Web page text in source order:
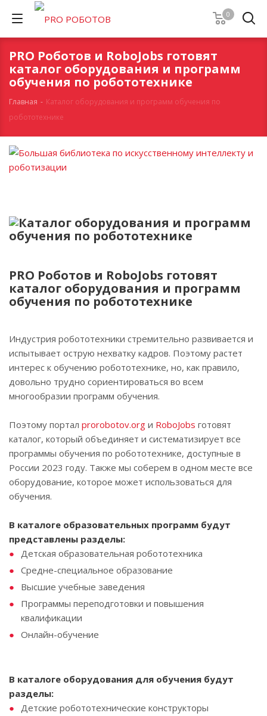
0
PRO Роботов и RoboJobs готовят
каталог оборудования и программ
обучения по робототехнике
Главная - Каталог оборудования и программ обучения по
робототехнике
PRO Роботов и RoboJobs готовят
каталог оборудования и программ
обучения по робототехнике
Индустрия робототехники стремительно развивается и
испытывает острую нехватку кадров. Поэтому растет
интерес к обучению робототехнике, но, как правило,
довольно трудно сориентироваться во всем
многообразии программ обучения.
Поэтому портал prorobotov.org и RoboJobs готовят
каталог, который объединяет и систематизирует все
программы обучения по робототехнике, доступные в
России 2023 году. Также мы соберем в одном месте все
оборудование, которое может использоваться для
обучения.
В каталоге образовательных программ будут
представлены разделы:
Детская образовательная робототехника
Средне-специальное образование
Высшие учебные заведения
Программы переподготовки и повышения
квалификации
Онлайн-обучение
В каталоге оборудования для обучения будут
разделы:
Детские робототехнические конструкторы